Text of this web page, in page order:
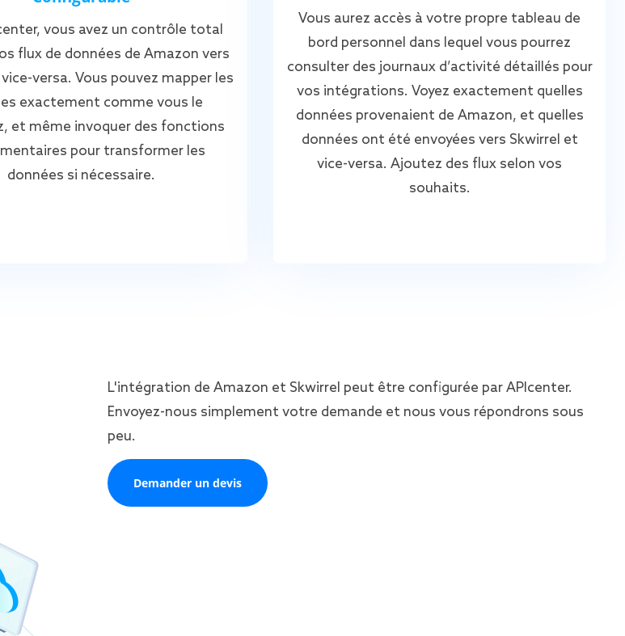
vous avez un contrôle total
flux de données de Amazon vers
versa. Vous pouvez mapper les
exactement comme vous le
et même invoquer des fonctions
pour transformer les
données si nécessaire.
Vous aurez accès à votre propre tableau de
bord personnel dans lequel vous pourrez
consulter des journaux d’activité détaillés pour
vos intégrations. Voyez exactement quelles
données provenaient de Amazon, et quelles
données ont été envoyées vers Skwirrel et
vice-versa. Ajoutez des flux selon vos
souhaits.
L'intégration de Amazon et Skwirrel peut être configurée par APIcenter.
Envoyez-nous simplement votre demande et nous vous répondrons sous
peu.
Demander un devis